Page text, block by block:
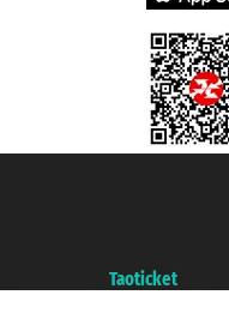
Taoticket